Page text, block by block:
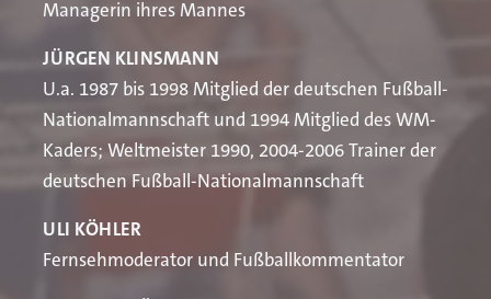
Managerin ihres Mannes
JÜRGEN KLINSMANN
U.a. 1987 bis 1998 Mitglied der deutschen Fußball-
Nationalmannschaft und 1994 Mitglied des WM-
Kaders; Weltmeister 1990, 2004-2006 Trainer der
deutschen Fußball-Nationalmannschaft
ULI KÖHLER
Fernsehmoderator und Fußballkommentator